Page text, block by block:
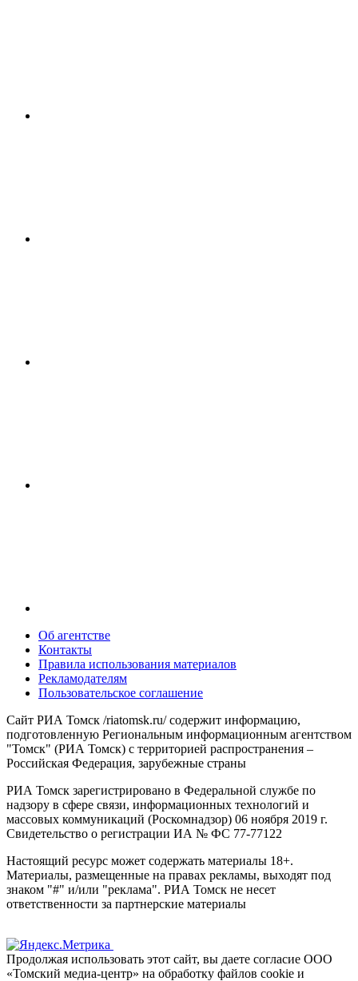
Об агентстве
Контакты
Правила использования материалов
Рекламодателям
Пользовательское соглашение
Сайт РИА Томск /riatomsk.ru/ содержит информацию,
подготовленную Региональным информационным агентством
"Томск" (РИА Томск) с территорией распространения –
Российская Федерация, зарубежные страны
РИА Томск зарегистрировано в Федеральной службе по
надзору в сфере связи, информационных технологий и
массовых коммуникаций (Роскомнадзор) 06 ноября 2019 г.
Свидетельство о регистрации ИА № ФС 77-77122
Настоящий ресурс может содержать материалы 18+.
Материалы, размещенные на правах рекламы, выходят под
знаком "#" и/или "реклама". РИА Томск не несет
ответственности за партнерские материалы
Продолжая использовать этот сайт, вы даете согласие ООО
«Томский медиа-центр» на обработку файлов cookie и